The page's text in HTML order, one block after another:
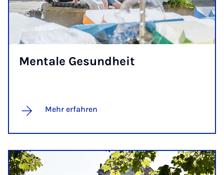
Men­ta­le Ge­sund­heit
Mehr erfahren